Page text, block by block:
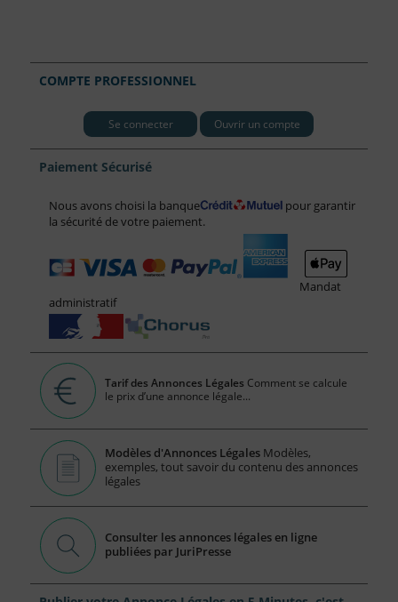
COMPTE PROFESSIONNEL
Se connecter Ouvrir un compte
Paiement Sécurisé
Nous avons choisi la banque
pour garantir
la sécurité de votre paiement.
Mandat
administratif
Tarif des Annonces Légales Comment se calcule
le prix d’une annonce légale...
Modèles d'Annonces Légales Modèles,
exemples, tout savoir du contenu des annonces
légales
Consulter les annonces légales en ligne
publiées par JuriPresse